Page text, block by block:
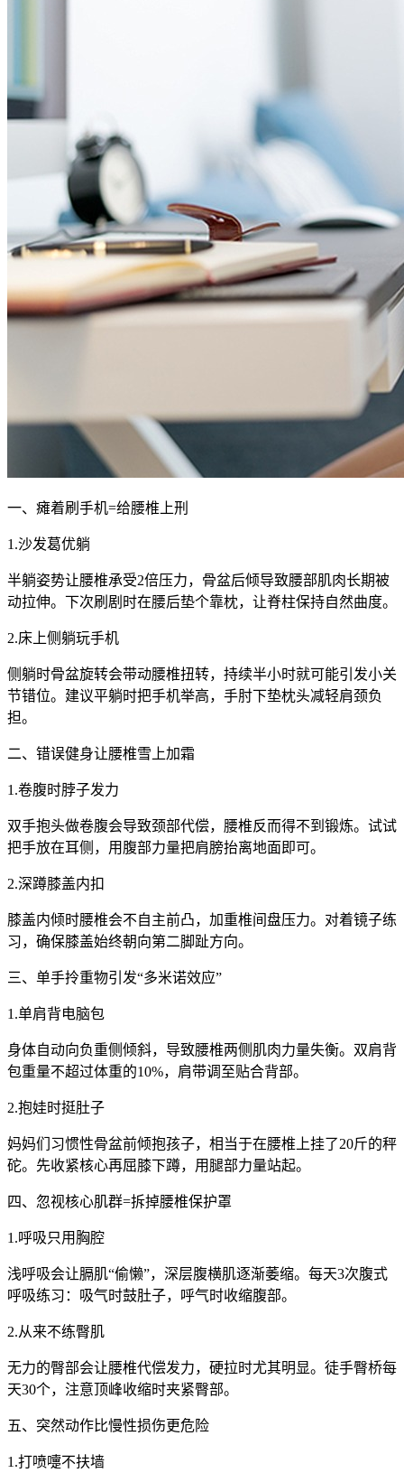
一、瘫着刷手机=给腰椎上刑
1.沙发葛优躺
半躺姿势让腰椎承受2倍压力，骨盆后倾导致腰部肌肉长期被
动拉伸。下次刷剧时在腰后垫个靠枕，让脊柱保持自然曲度。
2.床上侧躺玩手机
侧躺时骨盆旋转会带动腰椎扭转，持续半小时就可能引发小关
节错位。建议平躺时把手机举高，手肘下垫枕头减轻肩颈负
担。
二、错误健身让腰椎雪上加霜
1.卷腹时脖子发力
双手抱头做卷腹会导致颈部代偿，腰椎反而得不到锻炼。试试
把手放在耳侧，用腹部力量把肩膀抬离地面即可。
2.深蹲膝盖内扣
膝盖内倾时腰椎会不自主前凸，加重椎间盘压力。对着镜子练
习，确保膝盖始终朝向第二脚趾方向。
三、单手拎重物引发“多米诺效应”
1.单肩背电脑包
身体自动向负重侧倾斜，导致腰椎两侧肌肉力量失衡。双肩背
包重量不超过体重的10%，肩带调至贴合背部。
2.抱娃时挺肚子
妈妈们习惯性骨盆前倾抱孩子，相当于在腰椎上挂了20斤的秤
砣。先收紧核心再屈膝下蹲，用腿部力量站起。
四、忽视核心肌群=拆掉腰椎保护罩
1.呼吸只用胸腔
浅呼吸会让膈肌“偷懒”，深层腹横肌逐渐萎缩。每天3次腹式
呼吸练习：吸气时鼓肚子，呼气时收缩腹部。
2.从来不练臀肌
无力的臀部会让腰椎代偿发力，硬拉时尤其明显。徒手臀桥每
天30个，注意顶峰收缩时夹紧臀部。
五、突然动作比慢性损伤更危险
1.打喷嚏不扶墙